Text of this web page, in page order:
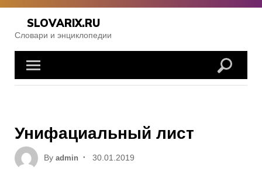
Skip
content
SLOVARIX.RU
Словари и энциклопедии
Унифациальный лист
By admin
Posted
30.01.2019